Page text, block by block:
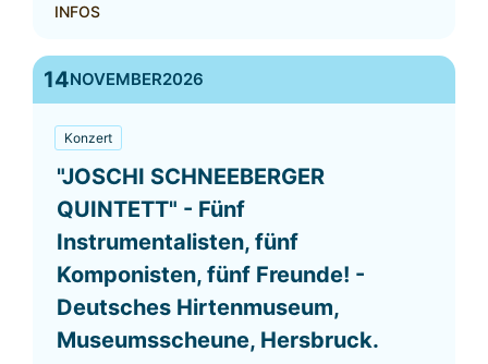
INFOS
14NOVEMBER2026
Konzert
"JOSCHI SCHNEEBERGER
QUINTETT" - Fünf
Instrumentalisten, fünf
Komponisten, fünf Freunde! -
Deutsches Hirtenmuseum,
Museumsscheune, Hersbruck.